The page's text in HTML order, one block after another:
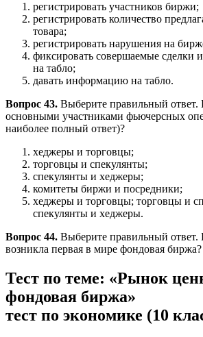
регистрировать участников биржи;
регистрировать количество
товара;
регистрировать нарушения на
фиксировать совершаемые сделки
на табло;
давать информацию на табло.
Вопрос 43. Выберите правильный ответ.
основными участниками фьючерсных
наиболее полный ответ)?
хеджеры и торговцы;
торговцы и спекулянты;
спекулянты и хеджеры;
комитеты биржи и посредники;
хеджеры и торговцы; торговцы и
спекулянты и хеджеры.
Вопрос 44. Выберите правильный ответ.
возникла первая в мире фондовая биржа?
Тест по теме: «Рынок
фондовая биржа»
тест по экономике (10